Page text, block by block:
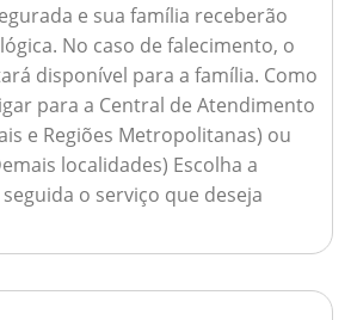
e sua família receberão
No caso de falecimento, o
disponível para a família. Como
para a Central de Atendimento
e Regiões Metropolitanas) ou
localidades) Escolha a
o serviço que deseja